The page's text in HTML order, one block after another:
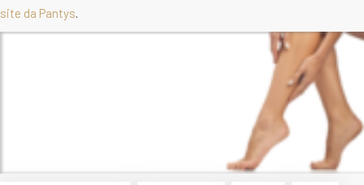
site da Pantys